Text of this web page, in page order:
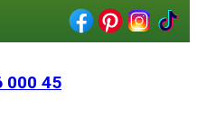
000 45